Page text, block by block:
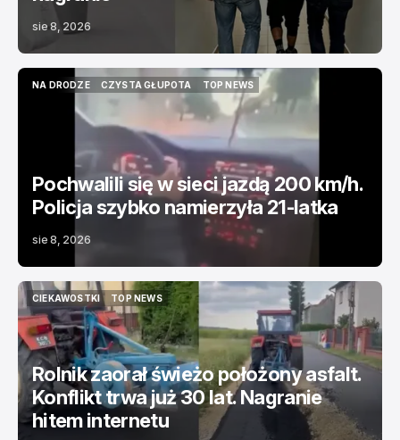
sie 8, 2026
NA DRODZE
CZYSTA GŁUPOTA
CZYSTA GŁUPOTA
TOP NEWS
TOP NEWS
Pochwalili się w sieci jazdą 200 km/h.
Policja szybko namierzyła 21-latka
sie 8, 2026
CIEKAWOSTKI
CIEKAWOSTKI
TOP NEWS
TOP NEWS
Rolnik zaorał świeżo położony asfalt.
Konflikt trwa już 30 lat. Nagranie
hitem internetu